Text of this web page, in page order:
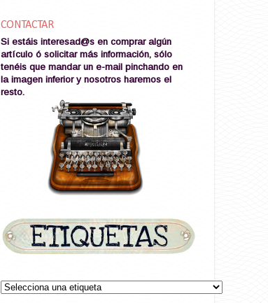
CONTACTAR
Si estáis interesad@s en comprar algún
artículo ó solicitar más información, sólo
tenéis que mandar un e-mail pinchando en
la imagen inferior y nosotros haremos el
resto.